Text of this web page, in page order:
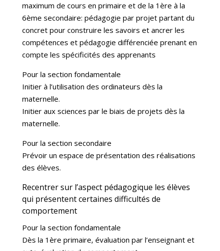
maximum de cours en primaire et de la 1ère à la
6ème secondaire: pédagogie par projet partant du
concret pour construire les savoirs et ancrer les
compétences et pédagogie différenciée prenant en
compte les spécificités des apprenants
Pour la section fondamentale
Initier à l’utilisation des ordinateurs dès la
maternelle.
Initier aux sciences par le biais de projets dès la
maternelle.
Pour la section secondaire
Prévoir un espace de présentation des réalisations
des élèves.
Recentrer sur l’aspect pédagogique les élèves
qui présentent certaines difficultés de
comportement
Pour la section fondamentale
Dès la 1ère primaire, évaluation par l’enseignant et